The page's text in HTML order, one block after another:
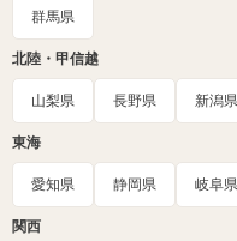
群馬県
北陸・甲信越
山梨県 長野県 新潟県
東海
愛知県 静岡県 岐阜県
関西